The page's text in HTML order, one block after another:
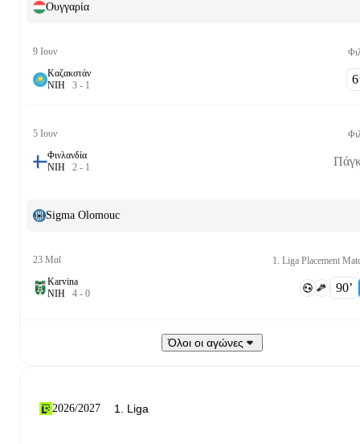
Ουγγαρία
9 Ιουν
Καζακστάν
ΝΙΗ 3 - 1
5 Ιουν
Φινλανδία
ΝΙΗ 2 - 1
Sigma Olomouc
23 Μαΐ
1. Liga Placement
Karvina
ΝΙΗ 4 - 0 90‎’‎
Όλοι οι αγώνες
2026/2027